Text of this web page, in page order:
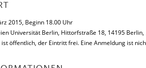
2015, Beginn 18.00 Uhr
Universität Berlin, Hittorfstraße 18, 14195 Berlin,
öffentlich, der Eintritt frei. Eine Anmeldung ist